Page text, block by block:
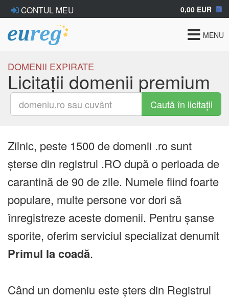
CONTUL MEU 0,00 EUR
Toggle
MENU
DOMENII EXPIRATE
Licitații domenii premium
Caută în licitații
Zilnic, peste 1500 de domenii .ro sunt
șterse din registrul .RO după o perioada de
carantină de 90 de zile. Numele fiind foarte
populare, multe persone vor dori să
înregistreze aceste domenii. Pentru șanse
sporite, oferim serviciul specializat denumit
Primul la coadă.
Când un domeniu este șters din Registrul